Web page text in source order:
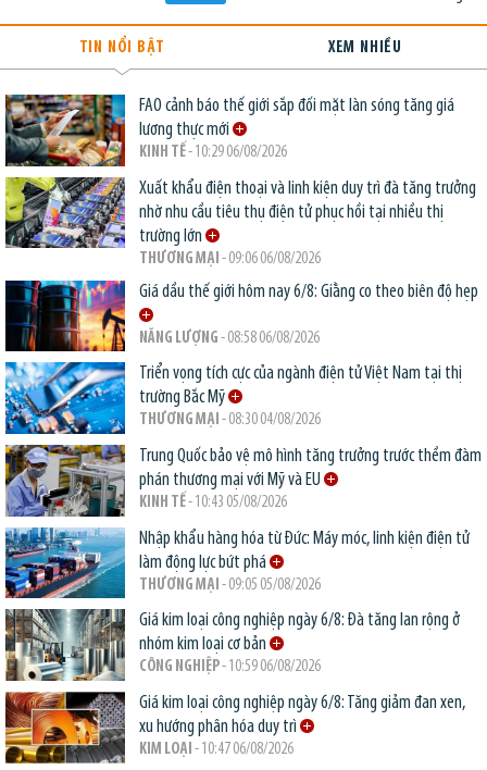
TIN NỔI BẬT XEM NHIỀU
FAO cảnh báo thế giới sắp đối mặt làn sóng tăng giá
lương thực mới
KINH TẾ- 10:29 06/08/2026
Xuất khẩu điện thoại và linh kiện duy trì đà tăng trưởng
nhờ nhu cầu tiêu thụ điện tử phục hồi tại nhiều thị
trường lớn
THƯƠNG MẠI - 09:06 06/08/2026
Giá dầu thế giới hôm nay 6/8: Giằng co theo biên độ hẹp
NĂNG LƯỢNG - 08:58 06/08/2026
Triển vọng tích cực của ngành điện tử Việt Nam tại thị
trường Bắc Mỹ
THƯƠNG MẠI - 08:30 04/08/2026
Trung Quốc bảo vệ mô hình tăng trưởng trước thềm đàm
phán thương mại với Mỹ và EU
KINH TẾ- 10:43 05/08/2026
Nhập khẩu hàng hóa từ Đức: Máy móc, linh kiện điện tử
làm động lực bứt phá
THƯƠNG MẠI - 09:05 05/08/2026
Giá kim loại công nghiệp ngày 6/8: Đà tăng lan rộng ở
nhóm kim loại cơ bản
CÔNG NGHIỆP- 10:59 06/08/2026
Giá kim loại công nghiệp ngày 6/8: Tăng giảm đan xen,
xu hướng phân hóa duy trì
KIM LOẠI - 10:47 06/08/2026